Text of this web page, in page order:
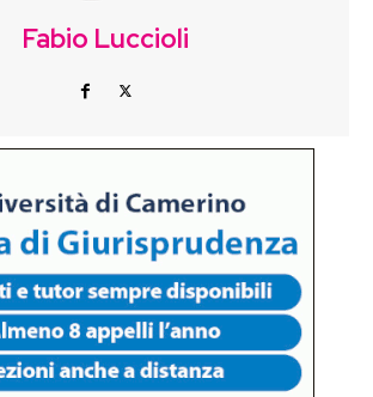
Fabio Luccioli